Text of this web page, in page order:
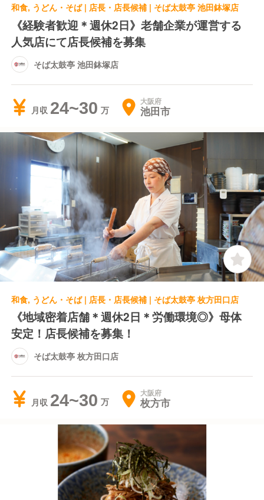
和食, うどん・そば | 店長・店長候補 | そば太鼓亭 池田鉢塚店
《経験者歓迎＊週休2日》老舗企業が運営する
人気店にて店長候補を募集
そば太鼓亭 池田鉢塚店
月収 24~30 大阪府
池田市
和食, うどん・そば | 店長・店長候補 | そば太鼓亭 枚方田口店
《地域密着店舗＊週休2日＊労働環境◎》母体
安定！店長候補を募集！
そば太鼓亭 枚方田口店
月収 24~30 大阪府
枚方市